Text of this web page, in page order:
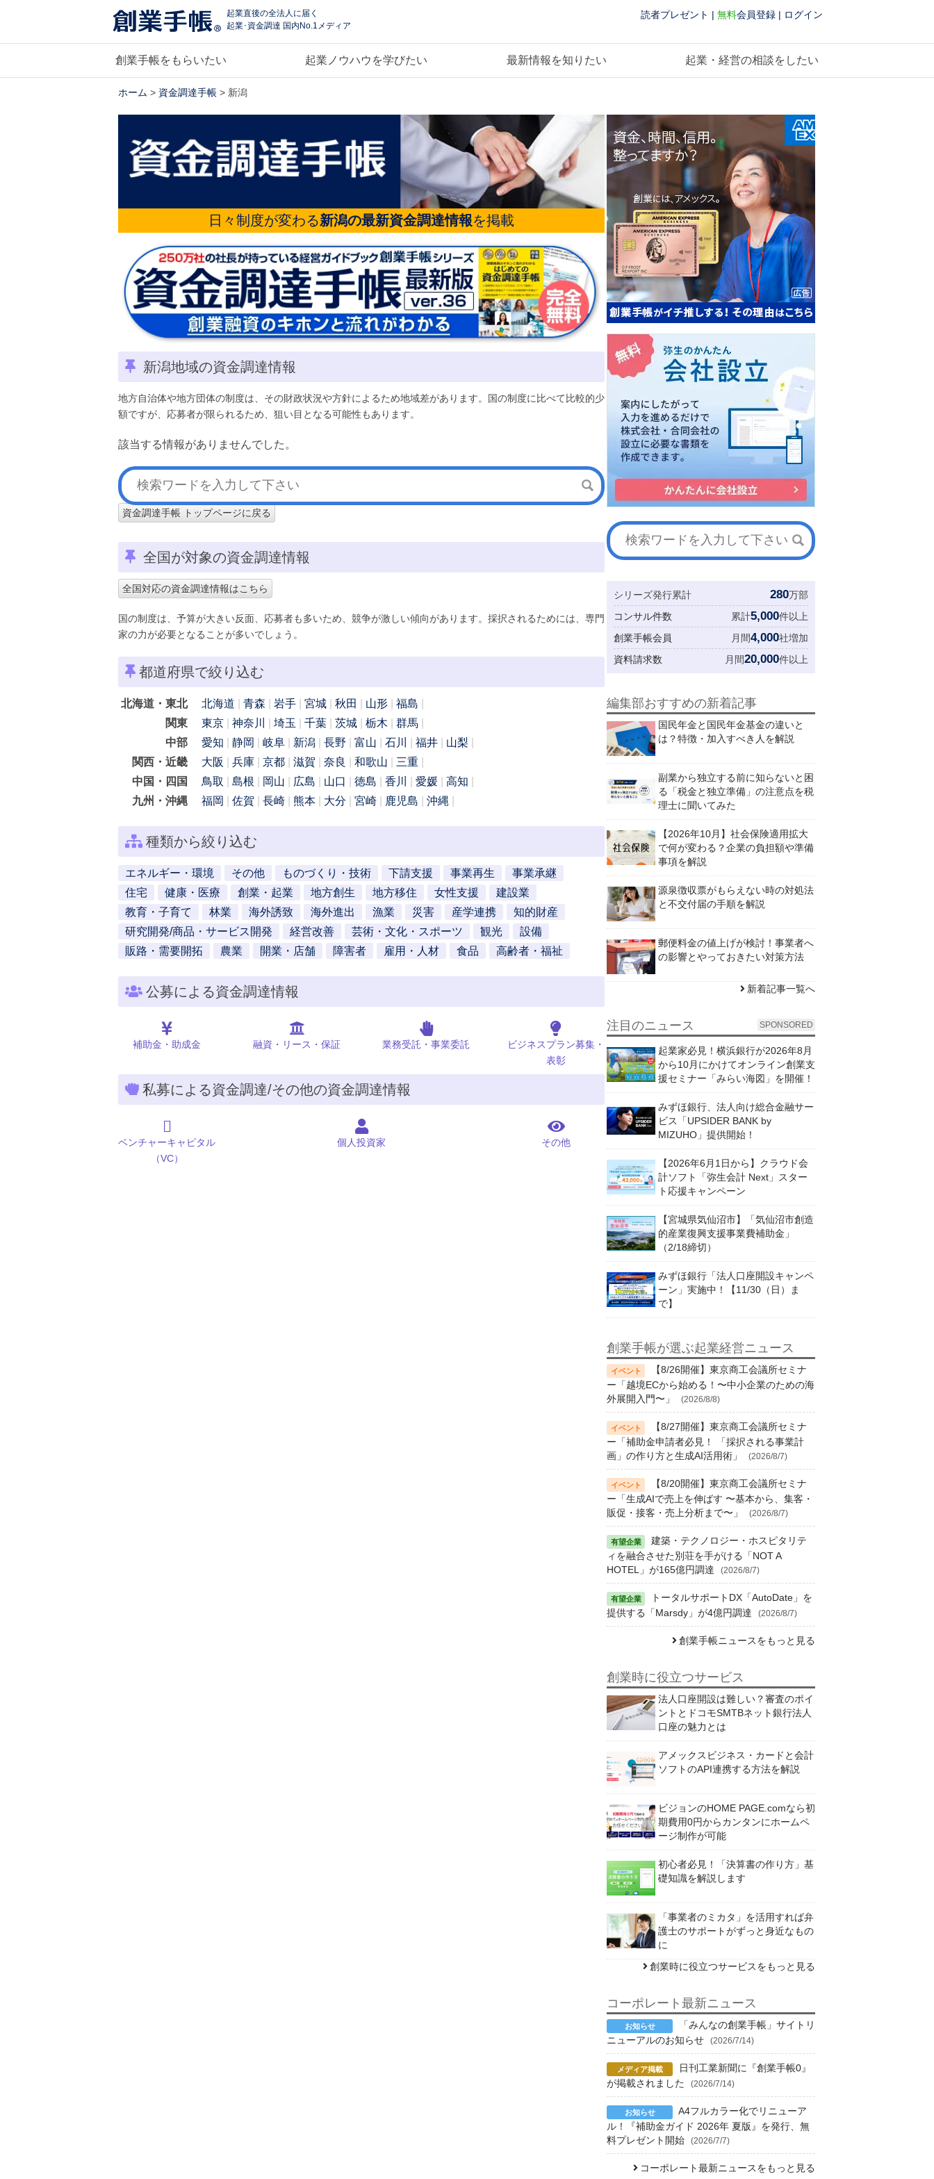
起業直後の全法人に届く
起業･資金調達 国内No.1メディア
読者プレゼント | 無料会員登録 | ログイン
創業手帳をもらいたい 起業ノウハウを学びたい 最新情報を知りたい 起業・経営の相談をしたい
ホーム > 資金調達手帳 > 新潟
日々制度が変わる新潟の最新資金調達情報を掲載
新潟地域の資金調達情報
地方自治体や地方団体の制度は、その財政状況や方針によるため地域差があります。国の制度に比べて比較的少
額ですが、応募者が限られるため、狙い目となる可能性もあります。
該当する情報がありませんでした。
資金調達手帳 トップページに戻る
全国が対象の資金調達情報
全国対応の資金調達情報はこちら
国の制度は、予算が大きい反面、応募者も多いため、競争が激しい傾向があります。採択されるためには、専門
家の力が必要となることが多いでしょう。
都道府県で絞り込む
北海道・東北 北海道 青森 岩手 宮城 秋田 山形
福島
関東
東京 神奈川 埼玉 千葉 茨城 栃木
群馬
中部
愛知 静岡 岐阜 新潟 長野 富山 石川 福井
山梨
関西・近畿
大阪 兵庫 京都 滋賀 奈良 和歌山
三重
中国・四国
鳥取 島根 岡山 広島 山口 徳島 香川 愛媛
高知
九州・沖縄
福岡 佐賀 長崎 熊本 大分 宮崎 鹿児島 沖縄
種類から絞り込む
エネルギー・環境 その他 ものづくり・技術 下請支援 事業再生
事業承継
住宅
健康・医療 創業・起業 地方創生 地方移住 女性支援
建設業
教育・子育て
林業 海外誘致 海外進出 漁業 災害 産学連携
知的財産
研究開発/商品・サービス開発
経営改善 芸術・文化・スポーツ 観光
設備
販路・需要開拓
農業 開業・店舗 障害者 雇用・人材 食品 高齢者・福祉
公募による資金調達情報
補助金・助成金 融資・リース・保証 業務受託・事業委託
ビジネスプラン募集・
表彰
私募による資金調達/その他の資金調達情報
ベンチャーキャピタル
（VC）
個人投資家 その他
シリーズ発行累計 280万部
コンサル件数
累計5,000件以上
創業手帳会員
月間4,000社増加
資料請求数
月間20,000件以上
編集部おすすめの新着記事
国民年金と国民年金基金の違いと
は？特徴・加入すべき人を解説
副業から独立する前に知らないと困
る「税金と独立準備」の注意点を税
理士に聞いてみた
【2026年10月】社会保険適用拡大
で何が変わる？企業の負担額や準備
事項を解説
源泉徴収票がもらえない時の対処法
と不交付届の手順を解説
郵便料金の値上げが検討！事業者へ
の影響とやっておきたい対策方法
新着記事一覧へ
注目のニュース SPONSORED
起業家必見！横浜銀行が2026年8月
から10月にかけてオンライン創業支
援セミナー「みらい海図」を開催！
みずほ銀行、法人向け総合金融サー
ビス「UPSIDER BANK by
MIZUHO」提供開始！
【2026年6月1日から】クラウド会
計ソフト「弥生会計 Next」スター
ト応援キャンペーン
【宮城県気仙沼市】「気仙沼市創造
的産業復興支援事業費補助金」
（2/18締切）
みずほ銀行「法人口座開設キャンペ
ーン」実施中！【11/30（日）ま
で】
創業手帳が選ぶ起業経営ニュース
【8/26開催】東京商工会議所セミナ
ー「越境ECから始める！〜中小企業のための海
外展開入門〜」
(2026/8/8)
【8/27開催】東京商工会議所セミナ
ー「補助金申請者必見！ 「採択される事業計
画」の作り方と生成AI活用術」
(2026/8/7)
【8/20開催】東京商工会議所セミナ
ー「生成AIで売上を伸ばす 〜基本から、集客・
販促・接客・売上分析まで〜」
(2026/8/7)
建築・テクノロジー・ホスピタリテ
ィを融合させた別荘を手がける「NOT A
HOTEL」が165億円調達
(2026/8/7)
トータルサポートDX「AutoDate」を
提供する「Marsdy」が4億円調達
(2026/8/7)
創業手帳ニュースをもっと見る
創業時に役立つサービス
法人口座開設は難しい？審査のポイ
ントとドコモSMTBネット銀行法人
口座の魅力とは
アメックスビジネス・カードと会計
ソフトのAPI連携する方法を解説
ビジョンのHOME PAGE.comなら初
期費用0円からカンタンにホームペ
ージ制作が可能
初心者必見！「決算書の作り方」基
礎知識を解説します
「事業者のミカタ」を活用すれば弁
護士のサポートがずっと身近なもの
に
創業時に役立つサービスをもっと見る
コーポレート最新ニュース
「みんなの創業手帳」サイトリ
ニューアルのお知らせ
(2026/7/14)
日刊工業新聞に『創業手帳0』
が掲載されました
(2026/7/14)
A4フルカラー化でリニューア
ル！『補助金ガイド 2026年 夏版』を発行、無
料プレゼント開始
(2026/7/7)
コーポレート最新ニュースをもっと見る